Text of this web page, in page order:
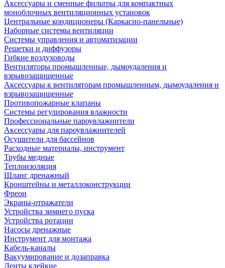
Аксессуары и сменные фильтры для компактных
моноблочных вентиляционных установок
Центральные кондиционеры (Каркасно-панельные)
Наборные системы вентиляции
Системы управления и автоматизации
Решетки и диффузоры
Гибкие воздуховоды
Вентиляторы промышленные, дымоудаления и
взрывозащищенные
Аксессуары к вентиляторам промышленным, дымоудаления и
взрывозащищенные
Противопожарные клапаны
Системы регулирования влажности
Профессиональные пароувлажнители
Аксессуары для пароувлажнителей
Осушители для бассейнов
Расходные материалы, инструмент
Трубы медные
Теплоизоляция
Шланг дренажный
Кронштейны и металлоконструкции
Фреон
Экраны-отражатели
Устройства зимнего пуска
Устройства ротации
Насосы дренажные
Инструмент для монтажа
Кабель-каналы
Вакуумирование и дозаправка
Ленты клейкие